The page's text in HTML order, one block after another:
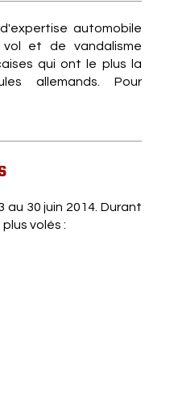
automobile
et de vandalisme
qui ont le plus la
allemands. Pour
30 juin 2014. Durant
volés :